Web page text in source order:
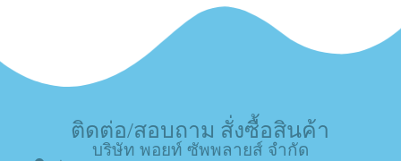
ติดต่อ/สอบถาม สั่งซื้อสินค้า
บริษัท พอยท์ ซัพพลายส์ จำกัด